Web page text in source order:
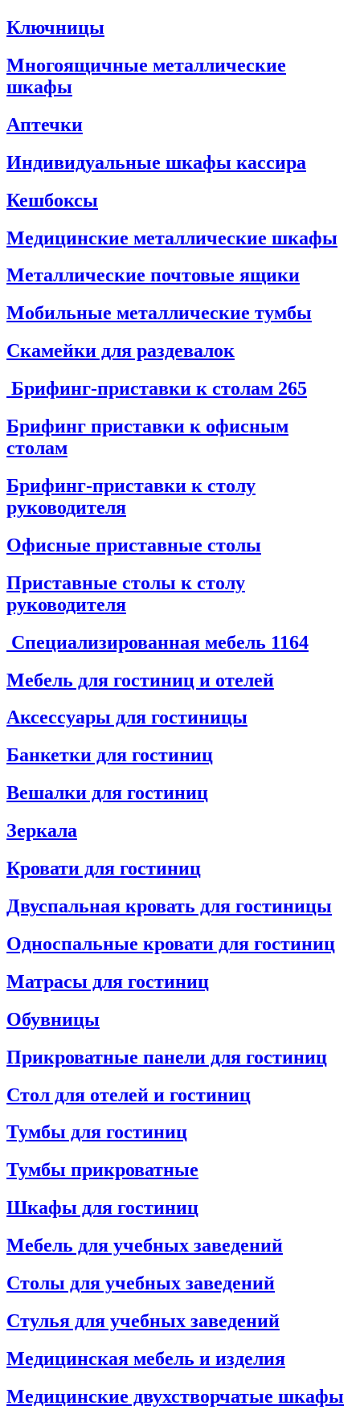
Ключницы
Многоящичные металлические
шкафы
Аптечки
Индивидуальные шкафы кассира
Кешбоксы
Медицинские металлические шкафы
Металлические почтовые ящики
Мобильные металлические тумбы
Скамейки для раздевалок
Брифинг-приставки к столам 265
Брифинг приставки к офисным
столам
Брифинг-приставки к столу
руководителя
Офисные приставные столы
Приставные столы к столу
руководителя
Специализированная мебель 1164
Мебель для гостиниц и отелей
Аксессуары для гостиницы
Банкетки для гостиниц
Вешалки для гостиниц
Зеркала
Кровати для гостиниц
Двуспальная кровать для гостиницы
Односпальные кровати для гостиниц
Матрасы для гостиниц
Обувницы
Прикроватные панели для гостиниц
Стол для отелей и гостиниц
Тумбы для гостиниц
Тумбы прикроватные
Шкафы для гостиниц
Мебель для учебных заведений
Столы для учебных заведений
Стулья для учебных заведений
Медицинская мебель и изделия
Медицинские двухстворчатые шкафы